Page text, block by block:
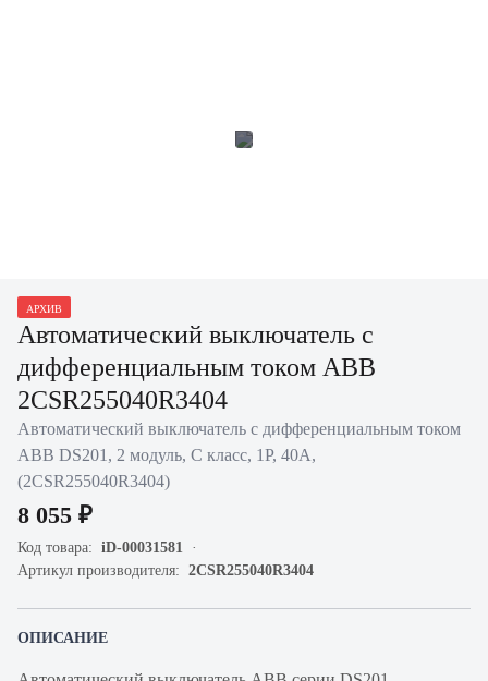
АРХИВ
Автоматический выключатель с
дифференциальным током ABB
2CSR255040R3404
Автоматический выключатель с дифференциальным током
ABB DS201, 2 модуль, C класс, 1P, 40А,
(2CSR255040R3404)
8 055 ₽
Код товара: iD-00031581
Артикул производителя: 2CSR255040R3404
ОПИСАНИЕ